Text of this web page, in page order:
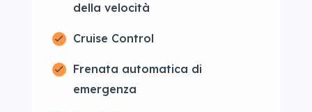
della velocità
Cruise Control
Frenata automatica di
emergenza